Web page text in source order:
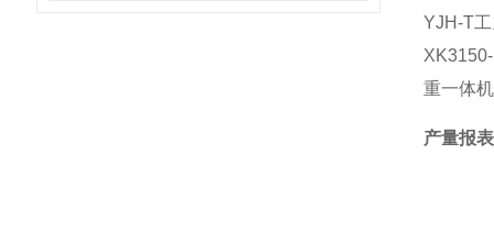
YJH-T
重一体
产量报